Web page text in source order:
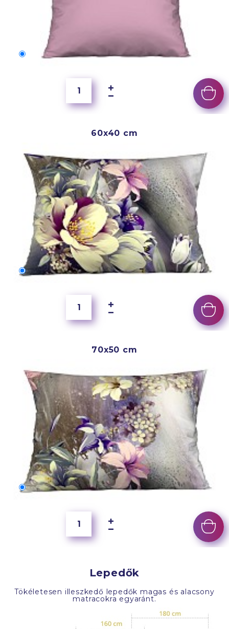
50x40 cm
60x40 cm
60x40 cm
70x50 cm
70x50 cm
Lepedők
Tökéletesen illeszkedő lepedők magas és alacsony
matracokra egyaránt.